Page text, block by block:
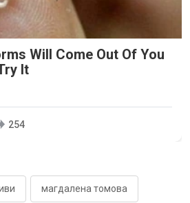
Will Come Out Of You
It
254
магдалена томова